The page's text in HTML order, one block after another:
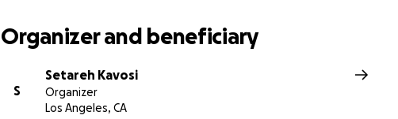
Organizer and beneficiary
S
Setareh Kavosi
Organizer
Los Angeles, CA